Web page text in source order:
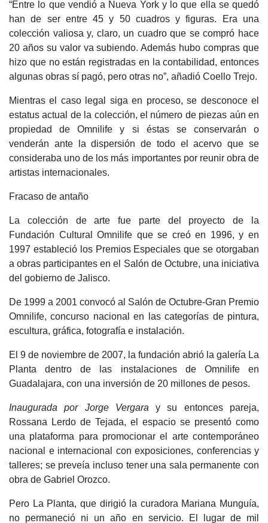
“Entre lo que vendió a Nueva York y lo que ella se quedó
han de ser entre 45 y 50 cuadros y figuras. Era una
colección valiosa y, claro, un cuadro que se compró hace
20 años su valor va subiendo. Además hubo compras que
hizo que no están registradas en la contabilidad, entonces
algunas obras sí pagó, pero otras no”, añadió Coello Trejo.
Mientras el caso legal siga en proceso, se desconoce el
estatus actual de la colección, el número de piezas aún en
propiedad de Omnilife y si éstas se conservarán o
venderán ante la dispersión de todo el acervo que se
consideraba uno de los más importantes por reunir obra de
artistas internacionales.
Fracaso de antaño
La colección de arte fue parte del proyecto de la
Fundación Cultural Omnilife que se creó en 1996, y en
1997 estableció los Premios Especiales que se otorgaban
a obras participantes en el Salón de Octubre, una iniciativa
del gobierno de Jalisco.
De 1999 a 2001 convocó al Salón de Octubre-Gran Premio
Omnilife, concurso nacional en las categorías de pintura,
escultura, gráfica, fotografía e instalación.
El 9 de noviembre de 2007, la fundación abrió la galería La
Planta dentro de las instalaciones de Omnilife en
Guadalajara, con una inversión de 20 millones de pesos.
Inaugurada por Jorge Vergara y su entonces pareja,
Rossana Lerdo de Tejada, el espacio se presentó como
una plataforma para promocionar el arte contemporáneo
nacional e internacional con exposiciones, conferencias y
talleres; se preveía incluso tener una sala permanente con
obra de Gabriel Orozco.
Pero La Planta, que dirigió la curadora Mariana Munguía,
no permaneció ni un año en servicio. El lugar de mil